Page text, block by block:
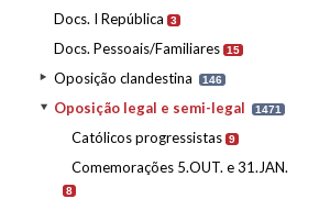
Docs. I República 3
Docs. Pessoais/Familiares 15
Oposição clandestina 146
Oposição legal e semi-legal 1471
Católicos progressistas 9
Comemorações 5.OUT. e 31.JAN.
8